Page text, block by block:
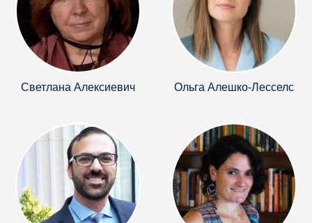
Светлана Алексиевич Ольга Алешко-Лесселс